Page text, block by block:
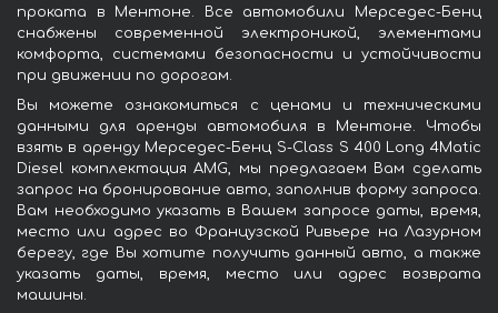
проката в Ментоне. Все автомобили Мерседес-Бенц
снабжены современной электроникой, элементами
комфорта, системами безопасности и устойчивости
при движении по дорогам.
Вы можете ознакомиться с ценами и техническими
данными для аренды автомобиля в Ментоне. Чтобы
взять в аренду Мерседес-Бенц S-Class S 400 Long 4Matic
Diesel комплектация AMG, мы предлагаем Вам сделать
запрос на бронирование авто, заполнив форму запроса.
Вам необходимо указать в Вашем запросе даты, время,
место или адрес во Французской Ривьере на Лазурном
берегу, где Вы хотите получить данный авто, а также
указать даты, время, место или адрес возврата
машины.